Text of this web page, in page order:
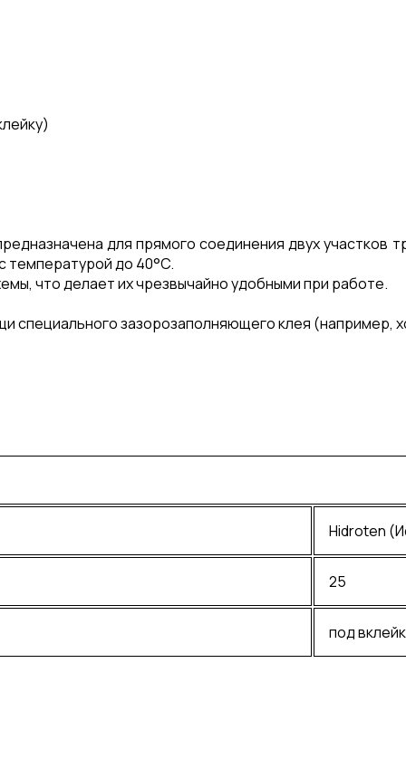
для прямого соединения двух
температурой до 40°C.
что делает их чрезвычайно удобными при работе.
специального зазорозаполняющего клея (например,
Hidroten
25
под